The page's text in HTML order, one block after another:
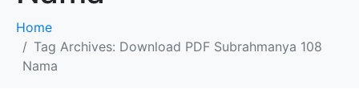
Home
Tag Archives: Download PDF Subrahmanya 108
Nama